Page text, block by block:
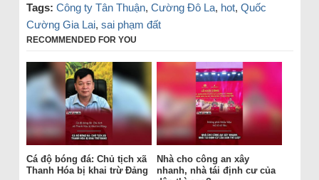
Tags: Công ty Tân Thuận, Cường Đô La, hot, Quốc
Cường Gia Lai, sai phạm đất
RECOMMENDED FOR YOU
Cá độ bóng đá: Chủ tịch xã
Thanh Hóa bị khai trừ Đảng
Nhà cho công an xây
nhanh, nhà tái định cư của